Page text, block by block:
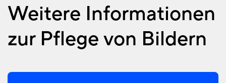
Weitere Informationen
zur Pflege von Bildern